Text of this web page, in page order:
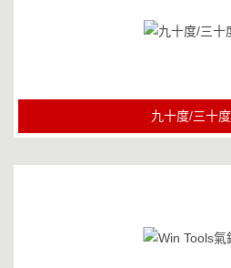
九十度/三十